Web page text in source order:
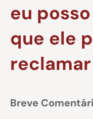
eu
que ele
Breve